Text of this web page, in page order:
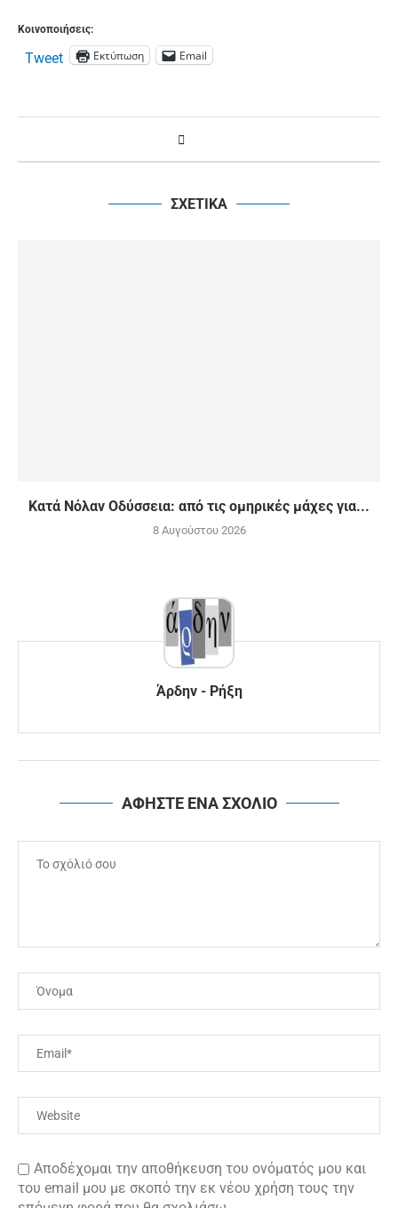
Κοινοποιήσεις:
Tweet Εκτύπωση Email
ΣΧΕΤΙΚΑ
Κατά Νόλαν Οδύσσεια: από τις ομηρικές μάχες για...
8 Αυγούστου 2026
Άρδην - Ρήξη
ΑΦΗΣΤΕ ΕΝΑ ΣΧΟΛΙΟ
Αποδέχομαι την αποθήκευση του ονόματός μου και
του email μου με σκοπό την εκ νέου χρήση τους την